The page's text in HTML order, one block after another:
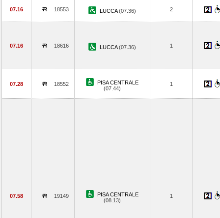
07.16 18553 LUCCA(07.36) 2
07.16 18616 LUCCA(07.36) 1
07.28 18552
PISA CENTRALE
(07.44)
1
07.58 19149
PISA CENTRALE
(08.13)
1